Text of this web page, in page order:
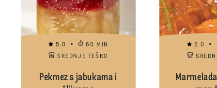
5.0
60 MIN
SREDNJE TEŠKO
Pekmez s jabukama i
5.0